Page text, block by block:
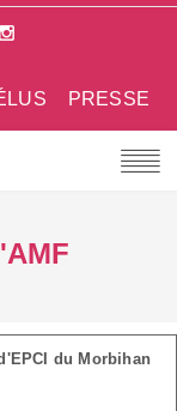
PRESSE
du Morbihan